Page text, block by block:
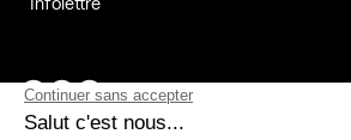
Infolettre
Page Facebook de Kollectif
Page Instagram de Kollectif
Page Linkedin de Kollectif